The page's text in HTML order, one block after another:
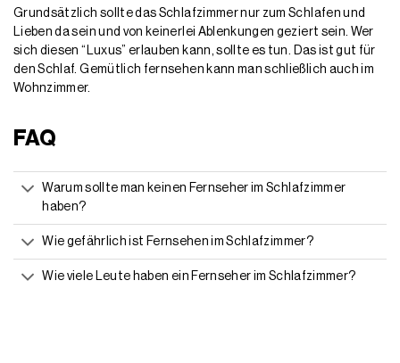
Grundsätzlich sollte das Schlafzimmer nur zum Schlafen und
Lieben da sein und von keinerlei Ablenkungen geziert sein. Wer
sich diesen “Luxus” erlauben kann, sollte es tun. Das ist gut für
den Schlaf. Gemütlich fernsehen kann man schließlich auch im
Wohnzimmer.
FAQ
Warum sollte man keinen Fernseher im Schlafzimmer
haben?
Wie gefährlich ist Fernsehen im Schlafzimmer?
Wie viele Leute haben ein Fernseher im Schlafzimmer?